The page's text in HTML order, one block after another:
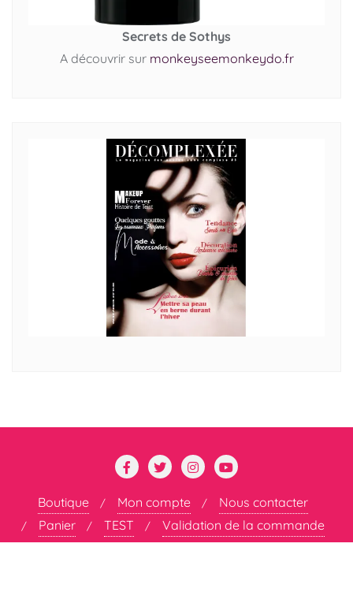
Secrets de Sothys
A découvrir sur monkeyseemonkeydo.fr
Boutique Mon compte
Nous contacter
Panier
TEST Validation de la commande